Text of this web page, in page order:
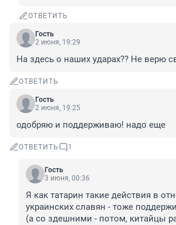
ОТВЕТИТЬ
Гость
2 июня, 19:29
На здесь о наших ударах?? Не верю
ОТВЕТИТЬ
Гость
2 июня, 19:25
одобряю и поддерживаю! надо еще
ОТВЕТИТЬ 1
Гость
3 июня, 00:36
Я как татарин такие действия в
украинских славян - тоже
(а со здешними - потом, китайцы